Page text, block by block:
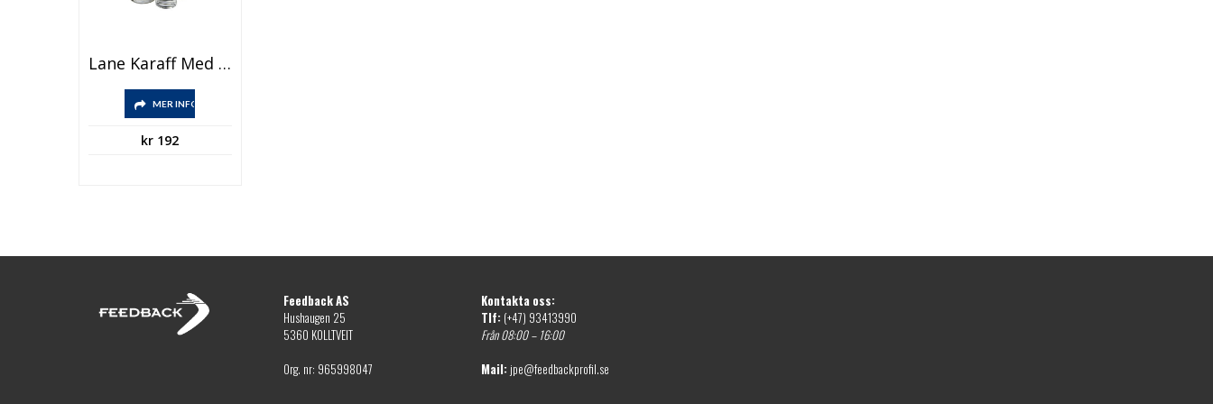
Lane Karaff Med Glasset
MER INFO
kr 192
Feedback AS
Hushaugen 25
5360 KOLLTVEIT
Org. nr: 965998047
Kontakta oss:
Tlf: (+47) 93413990
Från 08:00 – 16:00
Mail: jpe@feedbackprofil.se